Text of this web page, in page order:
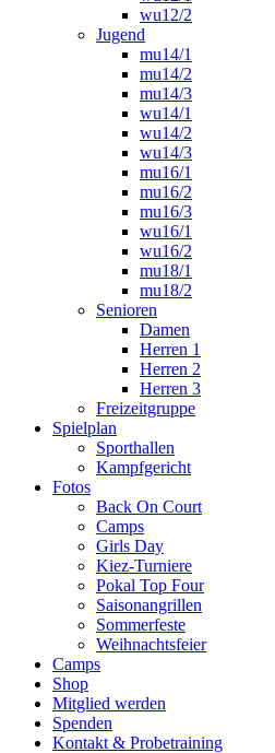
wu12/2
Jugend
mu14/1
mu14/2
mu14/3
wu14/1
wu14/2
wu14/3
mu16/1
mu16/2
mu16/3
wu16/1
wu16/2
mu18/1
mu18/2
Senioren
Damen
Herren 1
Herren 2
Herren 3
Freizeitgruppe
Spielplan
Sporthallen
Kampfgericht
Fotos
Back On Court
Camps
Girls Day
Kiez-Turniere
Pokal Top Four
Saisonangrillen
Sommerfeste
Weihnachtsfeier
Camps
Shop
Mitglied werden
Spenden
Kontakt & Probetraining